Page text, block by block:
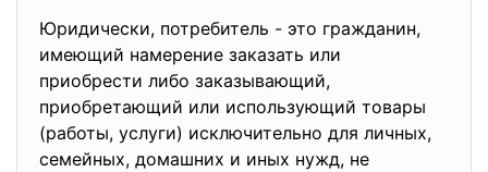
Юридически, потребитель - это гражданин,
имеющий намерение заказать или
приобрести либо заказывающий,
приобретающий или использующий товары
(работы, услуги) исключительно для личных,
семейных, домашних и иных нужд, не